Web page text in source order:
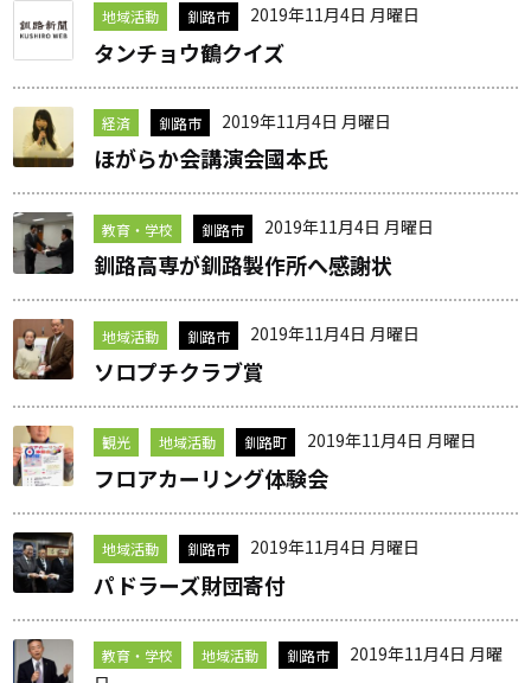
地域活動 釧路市 2019年11月4日 月曜日
タンチョウ鶴クイズ
経済 釧路市 2019年11月4日 月曜日
ほがらか会講演会國本氏
教育・学校 釧路市 2019年11月4日 月曜日
釧路高専が釧路製作所へ感謝状
地域活動 釧路市 2019年11月4日 月曜日
ソロプチクラブ賞
観光 地域活動 釧路町 2019年11月4日 月曜日
フロアカーリング体験会
地域活動 釧路市 2019年11月4日 月曜日
パドラーズ財団寄付
教育・学校 地域活動 釧路市
2019年11月4日 月曜